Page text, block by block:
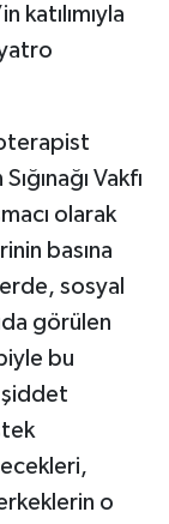
katılımıyla
Vakfı
olarak
basına
sosyal
görülen
bu
şiddet
o